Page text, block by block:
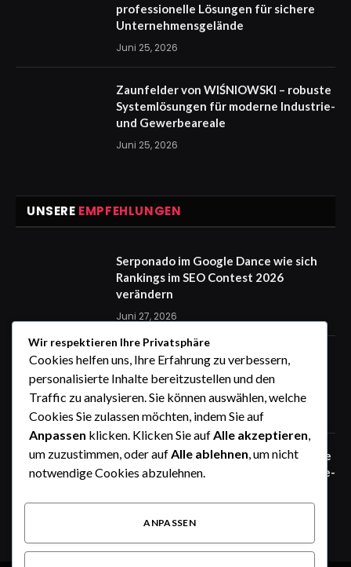
professionelle Lösungen für sichere
Unternehmensgelände
Juni 25, 2026
Zaunfelder von WIŚNIOWSKI – robuste
Systemlösungen für moderne Industrie-
und Gewerbeareale
Juni 25, 2026
UNSERE EMPFEHLUNGEN
Serponado im Google Dance wie sich
Rankings im SEO Contest 2026
verändern
Juni 27, 2026
Zaunfelder von WIŚNIOWSKI –
professionelle Lösungen für sichere
Unternehmensgelände
Juni 25, 2026
Zaunfelder von WIŚNIOWSKI – robuste
Systemlösungen für moderne Industrie-
Wir respektieren Ihre Privatsphäre
Cookies helfen uns, Ihre Erfahrung zu verbessern,
personalisierte Inhalte bereitzustellen und den
Traffic zu analysieren. Sie können auswählen, welche
Cookies Sie zulassen möchten, indem Sie auf
Anpassen klicken. Klicken Sie aufAlle akzeptieren,
um zuzustimmen, oder aufAlle ablehnen, um nicht
notwendige Cookies abzulehnen.
ANPASSEN